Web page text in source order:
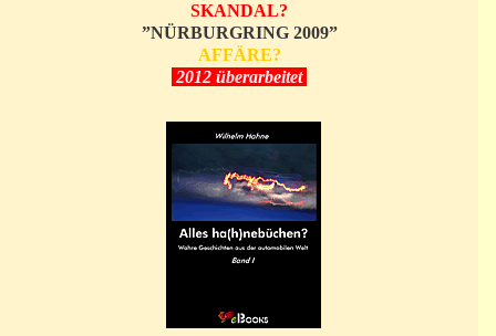
SKANDAL?
”NÜRBURGRING 2009”
AFFÄRE?
2012 überarbeitet